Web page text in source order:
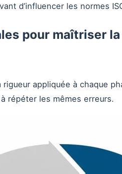
d’influencer les normes
pour maîtriser
appliquée à chaque
répéter les mêmes erreurs.